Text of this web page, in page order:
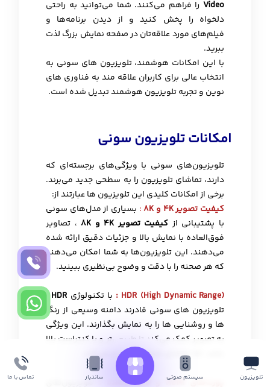
Video را فراهم می‌کنند. شما می‌توانید به راحتی
دلخواه را پخش کنید و از دیدن برنامه‌ها و
فیلم‌های مورد علاقه‌تان در صفحه نمایش بزرگ لذت
ببرید.
با این امکانات هوشمند، تلویزیون های سونی به
انتخاب عالی برای کاربران علاقه مند به فناوری های
نوین و تجربه تلویزیون هوشمند تبدیل شده است.
امکانات تلویزیون سونی
تلویزیون‌های سونی با ویژگی‌های برجسته‌ای که
دارند، تماشای تلویزیون را به سطحی جدید می‌برند.
برخی از امکانات کلیدی این تلویزیون ها عبارتند از:
کیفیت تصویر 4K و 8K
: بسیاری از مدل‌های سونی
با پشتیبانی ازکیفیت تصویر 4K و 8K
، تصاویر
فوق‌العاده با نمایش بالا و جزئیات دقیق ارائه شده
می‌دهند. این تلویزیون‌ها به شما امکان می‌دهند
که هر صحنه را با دقت و وضوح بی‌نظیری ببینید.
HDR (High Dynamic Range)
: با تکنولوژی
،
تلویزیون های سونی قادرند دامنه وسیعی از رنگ
ها و روشنایی ها را به نمایش بگذارند. این ویژگی
به تصویر کمک می‌کند تا طبیعی‌تر و با کنتراست بالا
باشد، که تماشای شما را واقعی‌تر می‌کند.
پورت‌های HDMI و USB متعدد : تلویزیون‌های تلویزیون سیستم صوتی ساندبار تماس با ما